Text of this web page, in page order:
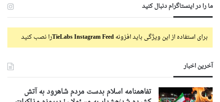
ما را در اینستاگرام دنبال کنید
برای استفاده از این ویژگی باید افزونهTieLabs Instagram Feedرا نصب کنید
آخرین اخبار
تفاهمنامه اسلام بدست مردم شاهرود به آتش